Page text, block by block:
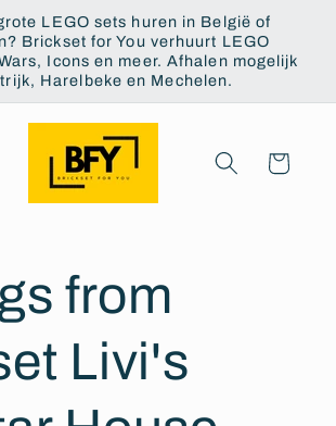
LEGO sets huren in België of
Brickset for You verhuurt LEGO
Icons en meer. Afhalen mogelijk
Harelbeke en Mechelen.
Cart
from
Livi's